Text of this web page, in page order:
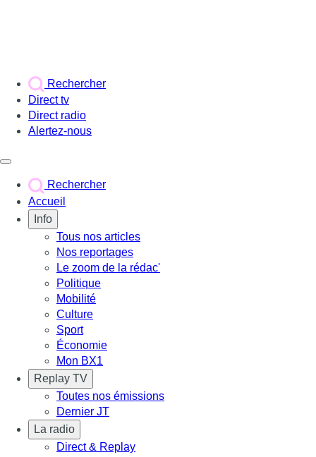
Rechercher
Direct tv
Direct radio
Alertez-nous
Rechercher
Accueil
Info
Tous nos articles
Nos reportages
Le zoom de la rédac'
Politique
Mobilité
Culture
Sport
Économie
Mon BX1
Replay TV
Toutes nos émissions
Dernier JT
La radio
Direct & Replay